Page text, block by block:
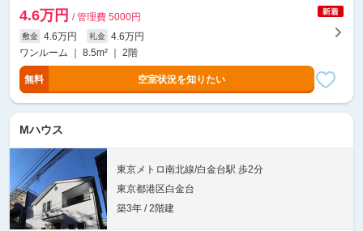
4.6万円 / 管理費 5000円
敷金 4.6万円 礼金
4.6万円
ワンルーム ｜ 8.5m² ｜ 2階
無料 空室状況を知りたい
Mハウス
東京メトロ南北線/白金台駅 歩2分
東京都港区白金台
築3年 / 2階建